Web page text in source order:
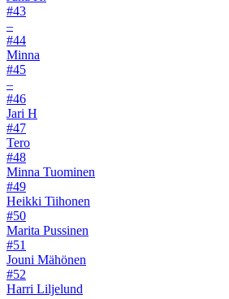
#43
–
#44
Minna
#45
–
#46
Jari H
#47
Tero
#48
Minna Tuominen
#49
Heikki Tiihonen
#50
Marita Pussinen
#51
Jouni Mähönen
#52
Harri Liljelund